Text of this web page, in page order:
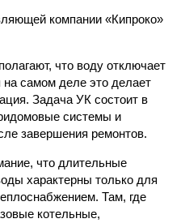
компании «Кипроко»
что воду отключает
самом деле это делает
Задача УК состоит в
системы и
завершения ремонтов.
что длительные
характерны только для
Там, где
котельные,